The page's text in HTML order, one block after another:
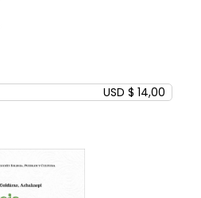
USD $ 14,00